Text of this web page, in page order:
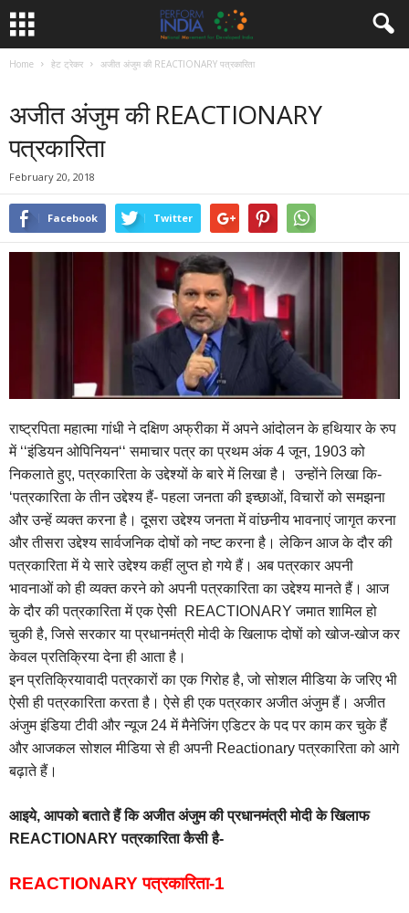
Home हेट ट्रेकर अजीत अंजुम की REACTIONARY पत्रकारिता
अजीत अंजुम की REACTIONARY
पत्रकारिता
February 20, 2018
Facebook Twitter
राष्ट्रपिता महात्मा गांधी ने दक्षिण अफ्रीका में अपने आंदोलन के हथियार के रुप
में ‘‘इंडियन ओपिनियन‘‘ समाचार पत्र का प्रथम अंक 4 जून, 1903 को
निकलाते हुए, पत्रकारिता के उद्देश्यों के बारे में लिखा है। उन्होंने लिखा कि-
‘पत्रकारिता के तीन उद्देश्य हैं- पहला जनता की इच्छाओं, विचारों को समझना
और उन्हें व्यक्त करना है। दूसरा उद्देश्य जनता में वांछनीय भावनाएं जागृत करना
और तीसरा उद्देश्य सार्वजनिक दोषों को नष्ट करना है। लेकिन आज के दौर की
पत्रकारिता में ये सारे उद्देश्य कहीं लुप्त हो गये हैं। अब पत्रकार अपनी
भावनाओं को ही व्यक्त करने को अपनी पत्रकारिता का उद्देश्य मानते हैं। आज
के दौर की पत्रकारिता में एक ऐसी REACTIONARY जमात शामिल हो
चुकी है, जिसे सरकार या प्रधानमंत्री मोदी के खिलाफ दोषों को खोज-खोज कर
केवल प्रतिक्रिया देना ही आता है।
इन प्रतिक्रियावादी पत्रकारों का एक गिरोह है, जो सोशल मीडिया के जरिए भी
ऐसी ही पत्रकारिता करता है। ऐसे ही एक पत्रकार अजीत अंजुम हैं। अजीत
अंजुम इंडिया टीवी और न्यूज 24 में मैनेजिंग एडिटर के पद पर काम कर चुके हैं
और आजकल सोशल मीडिया से ही अपनी Reactionary पत्रकारिता को आगे
बढ़ाते हैं।
आइये, आपको बताते हैं कि अजीत अंजुम की प्रधानमंत्री मोदी के खिलाफ
REACTIONARY पत्रकारिता कैसी है-
REACTIONARY पत्रकारिता-1